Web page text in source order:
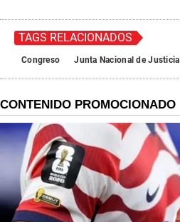
TAGS RELACIONADOS
Congreso Junta Nacional de Justicia